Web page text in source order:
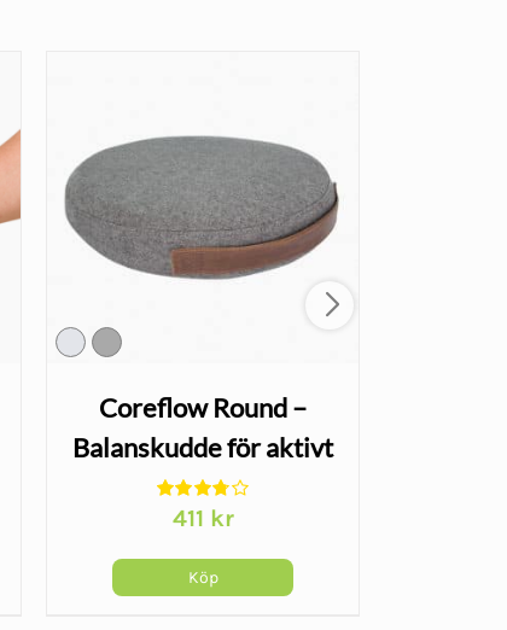
Coreflow Round –
Balanskudde för aktivt
sittande
411 kr
Köp